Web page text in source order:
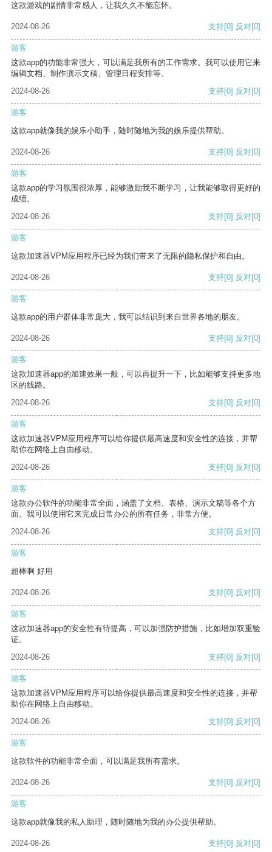
这款游戏的剧情非常感人，让我久久不能忘怀。
2024-08-26 支持[0] 反对[0]
游客
这款app的功能非常强大，可以满足我所有的工作需求。我可以使用它来
编辑文档、制作演示文稿、管理日程安排等。
2024-08-26
支持[0] 反对[0]
游客
这款app就像我的娱乐小助手，随时随地为我的娱乐提供帮助。
2024-08-26 支持[0] 反对[0]
游客
这款app的学习氛围很浓厚，能够激励我不断学习，让我能够取得更好的
成绩。
2024-08-26
支持[0] 反对[0]
游客
这款加速器VPM应用程序已经为我们带来了无限的隐私保护和自由。
2024-08-26 支持[0] 反对[0]
游客
这款app的用户群体非常庞大，我可以结识到来自世界各地的朋友。
2024-08-26 支持[0] 反对[0]
游客
这款加速器app的加速效果一般，可以再提升一下，比如能够支持更多地
区的线路。
2024-08-26
支持[0] 反对[0]
游客
这款加速器VPM应用程序可以给你提供最高速度和安全性的连接，并帮
助你在网络上自由移动。
2024-08-26
支持[0] 反对[0]
游客
这款办公软件的功能非常全面，涵盖了文档、表格、演示文稿等各个方
面。我可以使用它来完成日常办公的所有任务，非常方便。
2024-08-26
支持[0] 反对[0]
游客
超棒啊 好用
2024-08-26 支持[0] 反对[0]
游客
这款加速器app的安全性有待提高，可以加强防护措施，比如增加双重验
证。
2024-08-26
支持[0] 反对[0]
游客
这款加速器VPM应用程序可以给你提供最高速度和安全性的连接，并帮
助你在网络上自由移动。
2024-08-26
支持[0] 反对[0]
游客
这款软件的功能非常全面，可以满足我所有需求。
2024-08-26 支持[0] 反对[0]
游客
这款app就像我的私人助理，随时随地为我的办公提供帮助。
2024-08-26 支持[0] 反对[0]